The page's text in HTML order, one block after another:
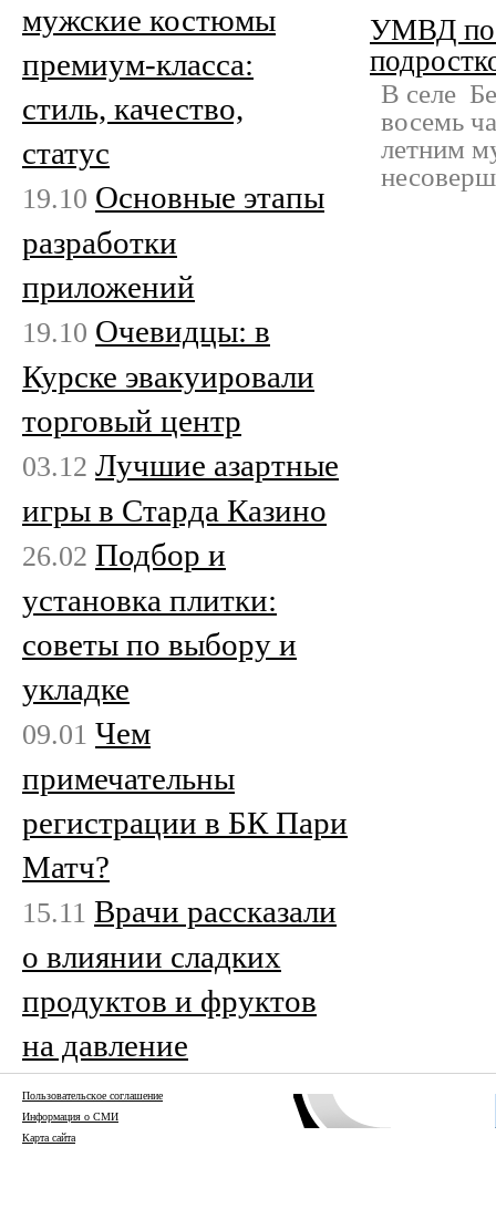
УМВД по
В селе
восемь
летним
мужские костюмы
премиум-класса:
стиль, качество,
статус
19.10 Основные этапы
разработки
приложений
19.10 Очевидцы: в
Курске эвакуировали
торговый центр
03.12 Лучшие азартные
игры в Старда Казино
26.02 Подбор и
установка плитки:
советы по выбору и
укладке
09.01 Чем
примечательны
регистрации в БК Пари
Матч?
15.11 Врачи рассказали
о влиянии сладких
продуктов и фруктов
на давление
Пользовательское соглашение
Информация о СМИ
Карта сайта